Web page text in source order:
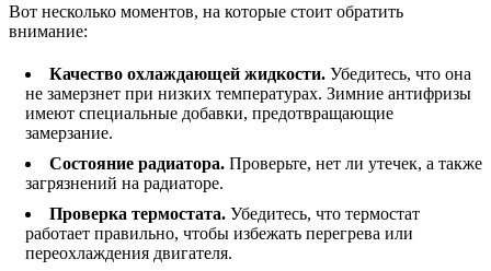
Вот несколько моментов, на которые стоит обратить
внимание:
Качество охлаждающей жидкости. Убедитесь, что она
не замерзнет при низких температурах. Зимние антифризы
имеют специальные добавки, предотвращающие
замерзание.
Состояние радиатора. Проверьте, нет ли утечек, а также
загрязнений на радиаторе.
Проверка термостата. Убедитесь, что термостат
работает правильно, чтобы избежать перегрева или
переохлаждения двигателя.